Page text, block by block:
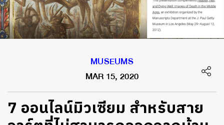
MUSEUMS
MAR 15, 2020
7 ออนไลน์มิวเซียม สำหรับสาย